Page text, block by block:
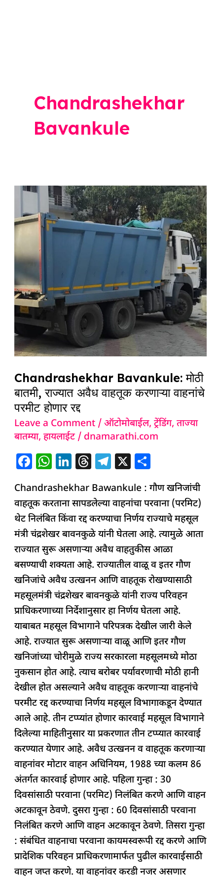
Chandrashekhar
Bavankule
Chandrashekhar Bavankule: मोठी
बातमी, राज्यात अवैध वाहतूक करणाऱ्या वाहनांचे
परमीट होणार रद्द
Leave a Comment /ऑटोमोबाईल,ट्रेंडिंग,ताज्या
बातम्या,हायलाईट/ dnamarathi.com
F
c
e
b
o
o
k
W
at
s
A
p
p
Li
k
e
dI
n
T
re
a
d
s
T
e
g
ra
m
X
h
ar
e
Chandrashekhar Bawankule : गौण खनिजांची
वाहतूक करताना सापडलेल्या वाहनांचा परवाना (परमिट)
थेट निलंबित किंवा रद्द करण्याचा निर्णय राज्याचे महसूल
मंत्री चंद्रशेखर बावनकुळे यांनी घेतला आहे. त्यामुळे आता
राज्यात सुरू असणाऱ्या अवैध वाहतुकीस आळा
बसण्याची शक्यता आहे. राज्यातील वाळू व इतर गौण
खनिजांचे अवैध उत्खनन आणि वाहतूक रोखण्यासाठी
महसूलमंत्री चंद्रशेखर बावनकुळे यांनी राज्य परिवहन
प्राधिकरणाच्या निर्देशानुसार हा निर्णय घेतला आहे.
याबाबत महसूल विभागाने परिपत्रक देखील जारी केले
आहे. राज्यात सुरू असणाऱ्या वाळू आणि इतर गौण
खनिजांच्या चोरीमुळे राज्य सरकारला महसूलमध्ये मोठा
नुकसान होत आहे. त्याच बरोबर पर्यावरणाची मोठी हानी
देखील होत असल्याने अवैध वाहतूक करणाऱ्या वाहनांचे
परमीट रद्द करण्याचा निर्णय महसूल विभागाकडून देण्यात
आले आहे. तीन टप्प्यांत होणार कारवाई महसूल विभागाने
दिलेल्या माहितीनुसार या प्रकरणात तीन टप्प्यात कारवाई
करण्यात येणार आहे. अवैध उत्खनन व वाहतूक करणाऱ्या
वाहनांवर मोटार वाहन अधिनियम, 1988 च्या कलम 86
अंतर्गत कारवाई होणार आहे. पहिला गुन्हा : 30
दिवसांसाठी परवाना (परमिट) निलंबित करणे आणि वाहन
अटकावून ठेवणे. दुसरा गुन्हा : 60 दिवसांसाठी परवाना
निलंबित करणे आणि वाहन अटकावून ठेवणे. तिसरा गुन्हा
: संबंधित वाहनाचा परवाना कायमस्वरूपी रद्द करणे आणि
प्रादेशिक परिवहन प्राधिकरणामार्फत पुढील कारवाईसाठी
वाहन जप्त करणे. या वाहनांवर करडी नजर असणार
Chandrashekhar
Bavankule:
मोठी
राज्यात
वाहतूक
करणाऱ्या
वाहनांचे
परमीट
होणार